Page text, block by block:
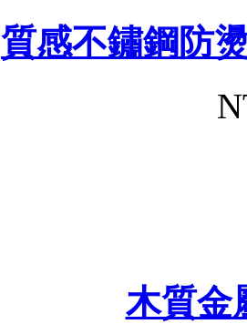
質感不鏽鋼防
木質金